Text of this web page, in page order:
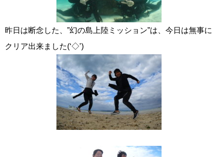
昨日は断念した、”幻の島上陸ミッション”は、今日は無事に
クリア出来ました(‘◇’)ゞ